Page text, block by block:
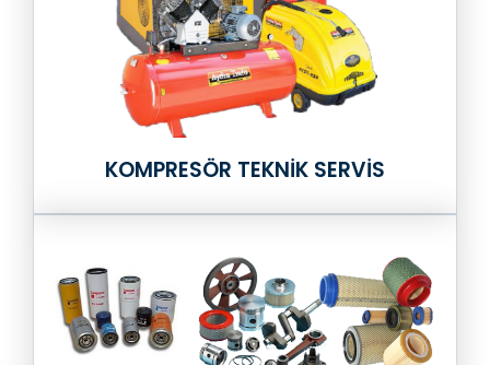
KOMPRESÖR TEKNİK SERVİS